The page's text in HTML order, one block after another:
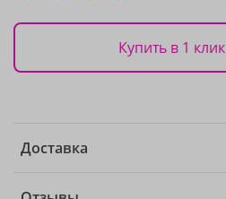
Купить в 1 клик
Доставка